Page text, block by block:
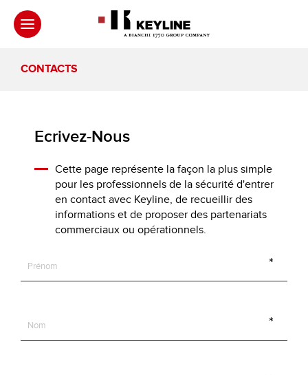
CONTACTS
Ecrivez-Nous
Cette page représente la façon la plus simple
pour les professionnels de la sécurité d'entrer
en contact avec Keyline, de recueillir des
informations et de proposer des partenariats
commerciaux ou opérationnels.